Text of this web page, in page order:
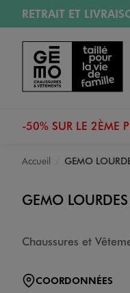
Aller au contenu
Aller à la navigation
RETRAIT ET
Retours OFFERTS
PAYEZ EN 3x SANS
RÉSERVATION
-50% SUR LE 2ÈME
Accueil GEMO
GEMO LOURDES
Chaussures et
COORDONNÉES